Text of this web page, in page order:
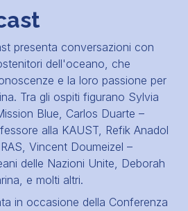
presenta conversazioni con
dell'oceano, che
e la loro passione per
Tra gli ospiti figurano Sylvia
Blue, Carlos Duarte –
alla KAUST, Refik Anadol
Vincent Doumeizel –
delle Nazioni Unite, Deborah
e molti altri.
in occasione della Conferenza